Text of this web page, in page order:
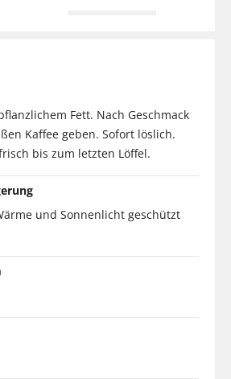
Fett. Nach Geschmack
Kaffee geben. Sofort löslich.
bis zum letzten Löffel.
und Sonnenlicht geschützt